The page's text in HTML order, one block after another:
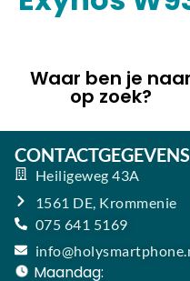
Waar ben je naar
op zoek?
CONTACTGEGEVENS
Heiligeweg 43A
1561 DE, Krommenie
075 641 5169
Maandag: